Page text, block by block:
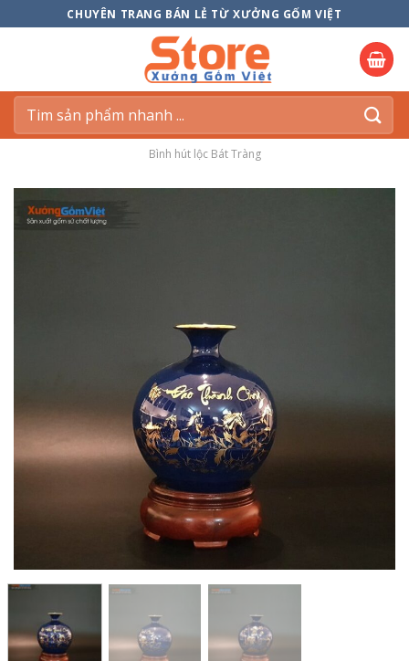
to
CHUYÊN TRANG BÁN LẺ TỪ XƯỞNG GỐM VIỆT
Tìm
kiếm:
Bình hút lộc Bát Tràng